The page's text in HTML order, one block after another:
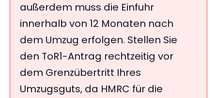
außerdem muss die Einfuhr
innerhalb von 12 Monaten nach
dem Umzug erfolgen. Stellen Sie
den ToR1-Antrag rechtzeitig vor
dem Grenzübertritt Ihres
Umzugsguts, da HMRC für die